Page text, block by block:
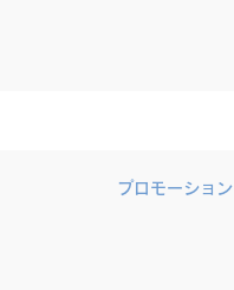
​プロモーション